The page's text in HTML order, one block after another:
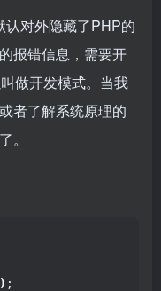
对外隐藏了PHP的
报错信息，需要开
做开发模式。当我
者了解系统原理的
。
) ;